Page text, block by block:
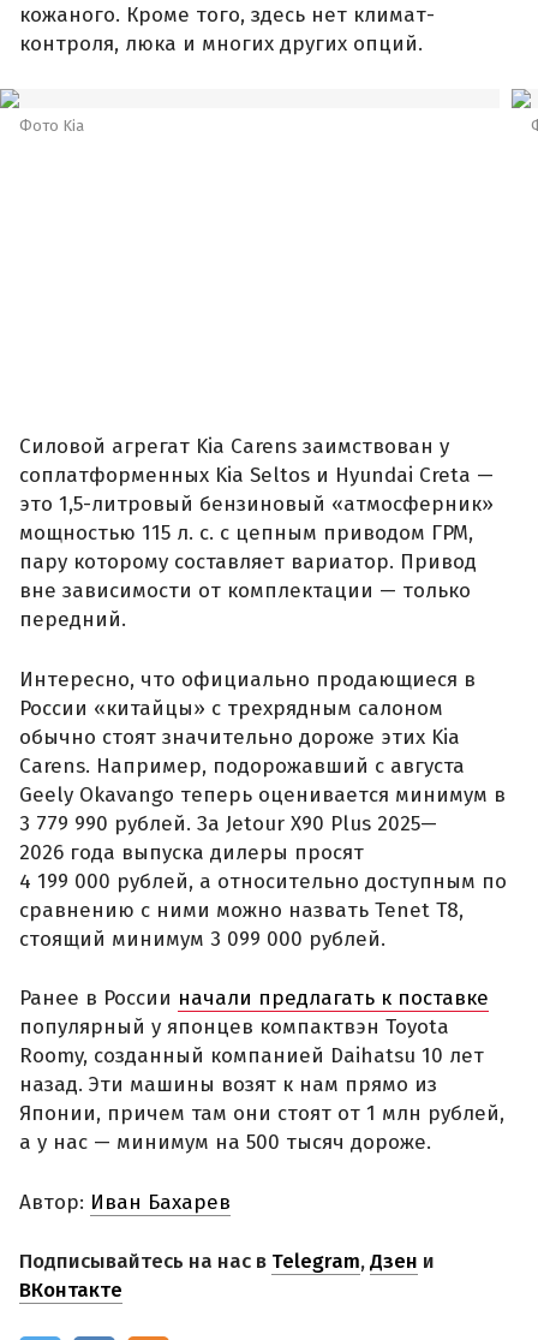
кожаного. Кроме того, здесь нет климат-
контроля, люка и многих других опций.
Фото Kia
Силовой агрегат Kia Carens заимствован у
соплатформенных Kia Seltos и Hyundai Creta —
это 1,5-литровый бензиновый «атмосферник»
мощностью 115 л. с. с цепным приводом ГРМ,
пару которому составляет вариатор. Привод
вне зависимости от комплектации — только
передний.
Интересно, что официально продающиеся в
России «китайцы» с трехрядным салоном
обычно стоят значительно дороже этих Kia
Carens. Например, подорожавший с августа
Geely Okavango теперь оценивается минимум в
3 779 990 рублей. За Jetour X90 Plus 2025—
2026 года выпуска дилеры просят
4 199 000 рублей, а относительно доступным по
сравнению с ними можно назвать Tenet T8,
стоящий минимум 3 099 000 рублей.
Ранее в России начали предлагать к поставке
популярный у японцев компактвэн Toyota
Roomy, созданный компанией Daihatsu 10 лет
назад. Эти машины возят к нам прямо из
Японии, причем там они стоят от 1 млн рублей,
а у нас — минимум на 500 тысяч дороже.
Автор: Иван Бахарев
Подписывайтесь на нас в Telegram,Дзен и
ВКонтакте